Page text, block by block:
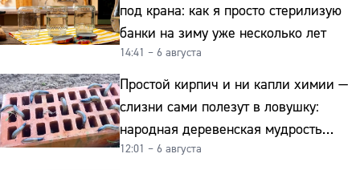
под крана: как я просто стерилизую
банки на зиму уже несколько лет
14:41 – 6 августа
Простой кирпич и ни капли химии —
слизни сами полезут в ловушку:
народная деревенская мудрость
реально работает
12:01 – 6 августа